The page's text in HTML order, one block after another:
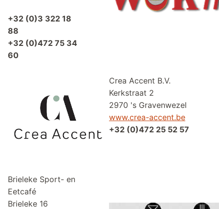
+32 (0)3 322 18
88
+32 (0)472 75 34
60
Crea Accent B.V.
Kerkstraat 2
2970 's
www.crea-accent.be
+32 (0)472 25 52 57
Brieleke Sport- en
Eetcafé
Brieleke 16